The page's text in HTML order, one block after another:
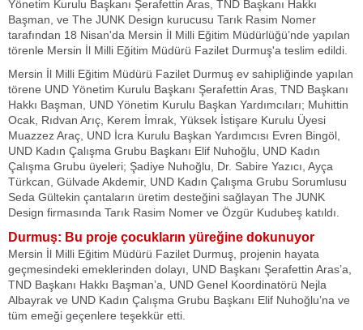
Yönetim Kurulu Başkanı Şerafettin Aras, TND Başkanı Hakkı
Başman, ve The JUNK Design kurucusu Tarık Rasim Nomer
tarafından 18 Nisan'da Mersin İl Milli Eğitim Müdürlüğü’nde yapılan
törenle Mersin İl Milli Eğitim Müdürü Fazilet Durmuş'a teslim edildi.
Mersin İl Milli Eğitim Müdürü Fazilet Durmuş ev sahipliğinde yapılan
törene UND Yönetim Kurulu Başkanı Şerafettin Aras, TND Başkanı
Hakkı Başman, UND Yönetim Kurulu Başkan Yardımcıları; Muhittin
Ocak, Rıdvan Arıç, Kerem İmrak, Yüksek İstişare Kurulu Üyesi
Muazzez Araç, UND İcra Kurulu Başkan Yardımcısı Evren Bingöl,
UND Kadın Çalışma Grubu Başkanı Elif Nuhoğlu, UND Kadın
Çalışma Grubu üyeleri; Şadiye Nuhoğlu, Dr. Sabire Yazıcı, Ayça
Türkcan, Gülvade Akdemir, UND Kadın Çalışma Grubu Sorumlusu
Seda Gültekin çantaların üretim desteğini sağlayan The JUNK
Design firmasında Tarık Rasim Nomer ve Özgür Kudubeş katıldı.
Durmuş: Bu proje çocukların yüreğine dokunuyor
Mersin İl Milli Eğitim Müdürü Fazilet Durmuş, projenin hayata
geçmesindeki emeklerinden dolayı, UND Başkanı Şerafettin Aras’a,
TND Başkanı Hakkı Başman’a, UND Genel Koordinatörü Nejla
Albayrak ve UND Kadın Çalışma Grubu Başkanı Elif Nuhoğlu’na ve
tüm emeği geçenlere teşekkür etti.